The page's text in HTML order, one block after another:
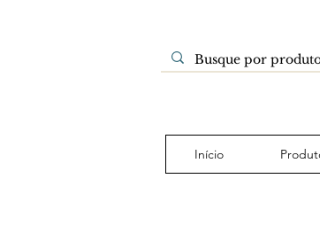
Início